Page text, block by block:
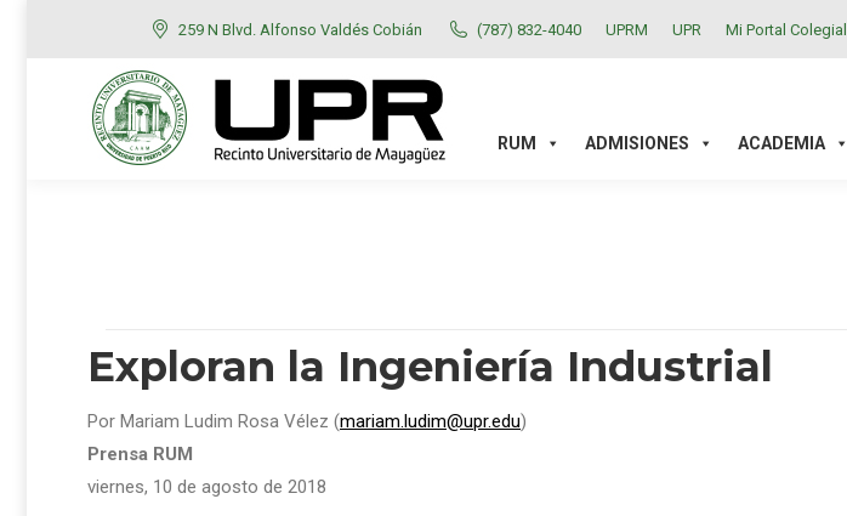
259 N Blvd. Alfonso Valdés Cobián (787) 832-4040 UPRM UPR Mi Portal Colegial
RUM ADMISIONES ACADEMIA
Exploran la Ingeniería Industrial
Por Mariam Ludim Rosa Vélez (mariam.ludim@upr.edu)
Prensa RUM
viernes, 10 de agosto de 2018
RUM ADMISIONES